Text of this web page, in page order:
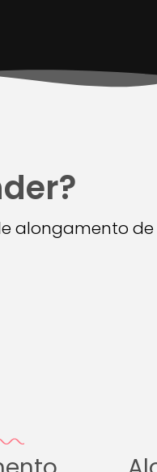
alongamento